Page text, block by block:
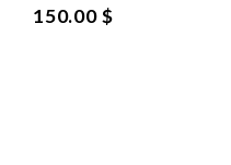
150.00 $